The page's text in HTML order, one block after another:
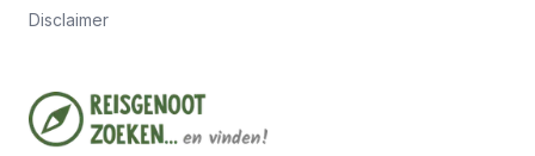
Disclaimer